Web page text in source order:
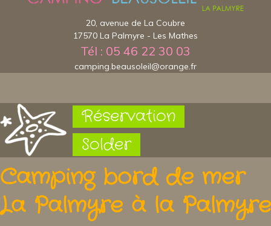
Réservation
Solder
20, avenue de La Coubre
17570 La Palmyre - Les Mathes
Tél : 05 46 22 30 03
camping.beausoleil@orange.fr
Camping bord de mer
La Palmyre à la Palmyre